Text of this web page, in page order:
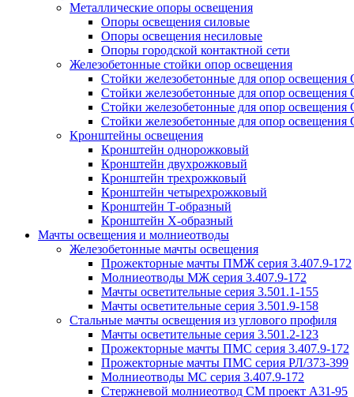
Металлические опоры освещения
Опоры освещения силовые
Опоры освещения несиловые
Опоры городской контактной сети
Железобетонные стойки опор освещения
Стойки железобетонные для опор
Стойки железобетонные для опор
Стойки железобетонные для опор
Стойки железобетонные для опор освещения
Кронштейны освещения
Кронштейн однорожковый
Кронштейн двухрожковый
Кронштейн трехрожковый
Кронштейн четырехрожковый
Кронштейн Т-образный
Кронштейн Х-образный
Мачты освещения и молниеотводы
Железобетонные мачты освещения
Прожекторные мачты ПМЖ серия 3.407.9-172
Молниеотводы МЖ серия 3.407.9-172
Мачты осветительные серия 3.501.1-155
Мачты осветительные серия 3.501.9-158
Стальные мачты освещения из углового профиля
Мачты осветительные серия 3.501.2-123
Прожекторные мачты ПМС серия 3.407.9-172
Прожекторные мачты ПМС серия РЛ/373-399
Молниеотводы МС серия 3.407.9-172
Стержневой молниеотвод СМ проект А31-95